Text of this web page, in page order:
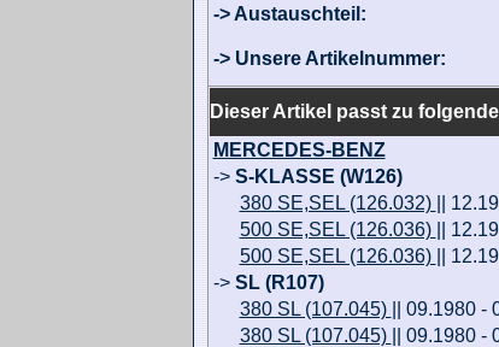
-> Austauschteil:
-> Unsere Artikelnummer:
Dieser Artikel passt zu
MERCEDES-BENZ
-> S-KLASSE (W126)
380 SE,SEL (126.032)
||
500 SE,SEL (126.036)
||
500 SE,SEL (126.036)
||
-> SL (R107)
380 SL (107.045)
|| 09.1980 -
380 SL (107.045)
|| 09.1980 -